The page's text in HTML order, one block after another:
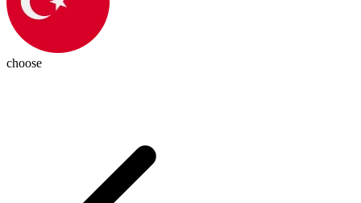
choose